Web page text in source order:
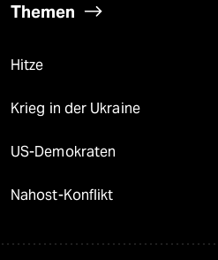
Themen
Hitze
Krieg in der Ukraine
US-Demokraten
Nahost-Konflikt